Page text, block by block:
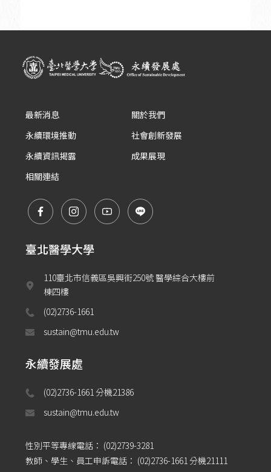
最新消息
關於我們
永續環境推動
社會創新發展
永續資訊揭露
成果展現
相關連結
臺北醫學大學
110臺北市信義區吳興街250號 醫學綜合大樓前
棟四樓
(02)2736-1661
sustain@tmu.edu.tw
永續發展處
(02)2736-1661 分機21386
sustain@tmu.edu.tw
性別平等專線電話： (02)2739-3281
教師、學生、員工申訴電話： (02)2736-1661 分機21111